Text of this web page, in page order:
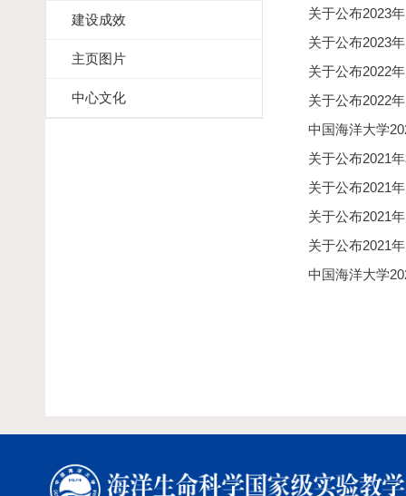
建设成效
主页图片
中心文化
关于公布2023
关于公布2023
关于公布2022
关于公布2022
中国海洋大学
关于公布2021
关于公布2021
关于公布2021
关于公布2021
中国海洋大学